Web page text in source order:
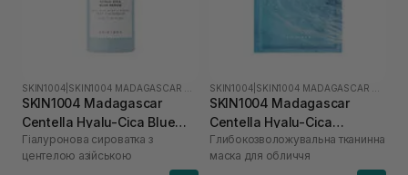
SKIN1004
SKIN1004 Madagascar
Centella Hyalu-Cica Blue
Serum 30 мл
Гіалуронова сироватка з
центелою азійською
SKIN1004
SKIN1004 Madagascar
Centella Hyalu-Cica
Hydrating Mask 1 шт
Глибокозволожувальна тканинна
маска для обличчя